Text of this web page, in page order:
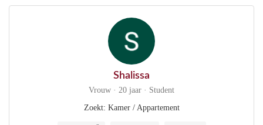
Shalissa
Vrouw · 20 jaar · Student
Zoekt: Kamer / Appartement